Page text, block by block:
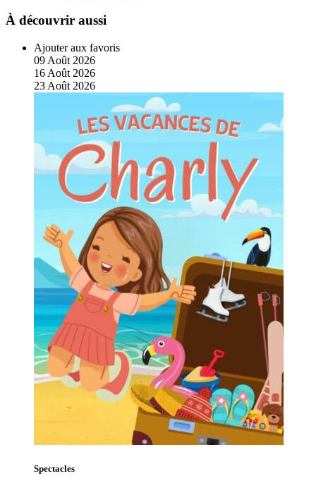
À découvrir aussi
Ajouter aux favoris
09 Août 2026
16 Août 2026
23 Août 2026
Spectacles